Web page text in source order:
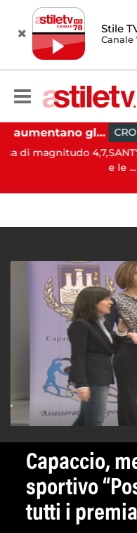
Stile
Canale
Campi Flegrei, aumentano gli sfollati e infuria lo scontro politico
4,7,
CRONACA
Capaccio,
sportivo
tutti i